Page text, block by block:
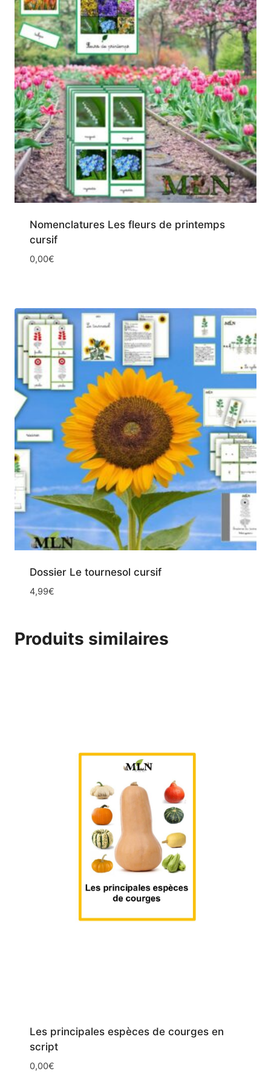
Nomenclatures Les fleurs de printemps
cursif
0,00€
Dossier Le tournesol cursif
4,99€
Produits similaires
Les principales espèces de courges en
script
0,00€